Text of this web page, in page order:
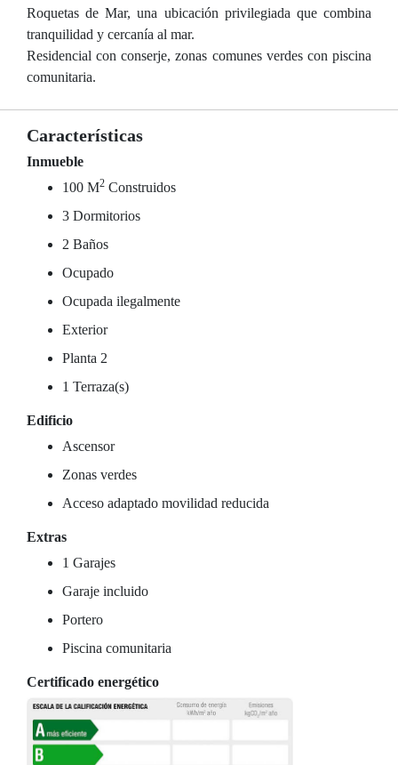
Roquetas de Mar, una ubicación privilegiada que combina
tranquilidad y cercanía al mar.
Residencial con conserje, zonas comunes verdes con piscina
comunitaria.
Características
Inmueble
100 M2 Construidos
3 Dormitorios
2 Baños
Ocupado
Ocupada ilegalmente
Exterior
Planta 2
1 Terraza(s)
Edificio
Ascensor
Zonas verdes
Acceso adaptado movilidad reducida
Extras
1 Garajes
Garaje incluido
Portero
Piscina comunitaria
Certificado energético